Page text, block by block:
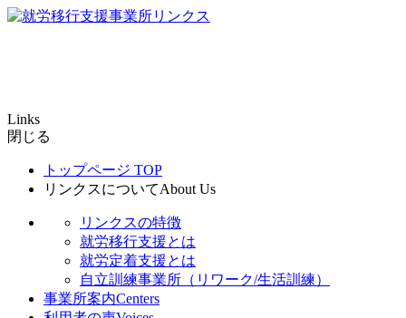
Links
閉じる
トップページ TOP
リンクスについてAbout Us
リンクスの特徴
就労移行支援とは
就労定着支援とは
自立訓練事業所（リワーク/生活訓練）
事業所案内Centers